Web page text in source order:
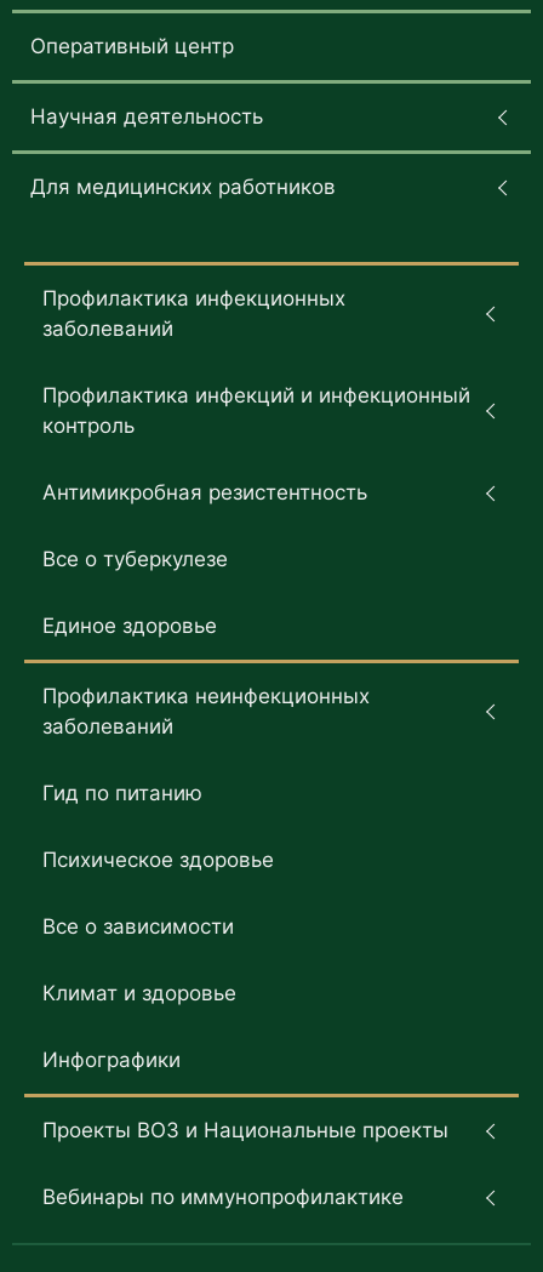
Оперативный центр
Научная деятельность
Для медицинских работников
Профилактика инфекционных
заболеваний
Профилактика инфекций и инфекционный
контроль
Антимикробная резистентность
Все о туберкулезе
Единое здоровье
Профилактика неинфекционных
заболеваний
Гид по питанию
Психическое здоровье
Все о зависимости
Климат и здоровье
Инфографики
Проекты ВОЗ и Национальные проекты
Вебинары по иммунопрофилактике